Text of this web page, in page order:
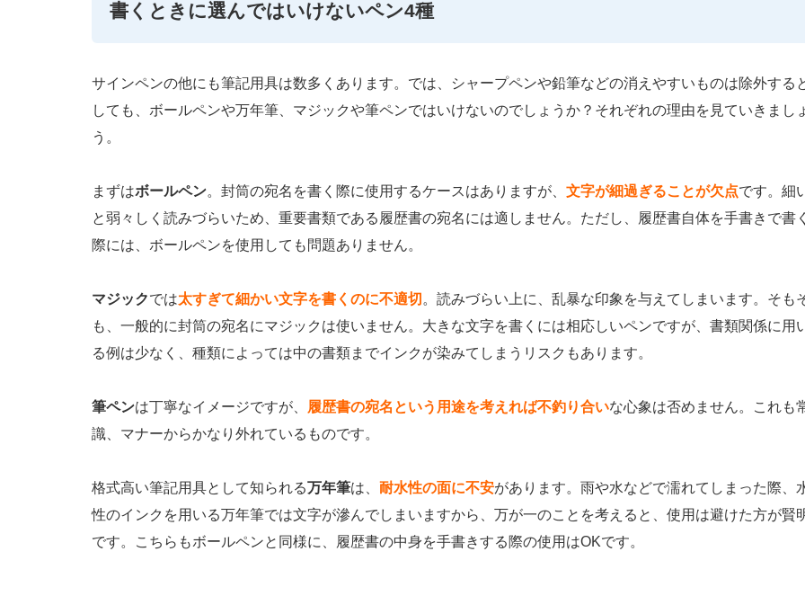
書くときに選んではいけないペン4種
サインペンの他にも筆記用具は数多くあります。では、シャープペンや鉛筆などの消えやすいものは除外する
しても、ボールペンや万年筆、マジックや筆ペンではいけないのでしょうか？それぞれの理由を見ていきまし
う。
まずはボールペン。封筒の宛名を書く際に使用するケースはありますが、 文字が細過ぎることが欠点です。細
と弱々しく読みづらいため、重要書類である履歴書の宛名には適しません。ただし、履歴書自体を手書きで書
際には、ボールペンを使用しても問題ありません。
マジックでは太すぎて細かい文字を書くのに不適切 。読みづらい上に、乱暴な印象を与えてしまいます。そも
も、一般的に封筒の宛名にマジックは使いません。大きな文字を書くには相応しいペンですが、書類関係に用
る例は少なく、種類によっては中の書類までインクが染みてしまうリスクもあります。
筆ペンは丁寧なイメージですが、 履歴書の宛名という用途を考えれば不釣り合いな心象は否めません。これも
識、マナーからかなり外れているものです。
格式高い筆記用具として知られる万年筆は、 耐水性の面に不安があります。雨や水などで濡れてしまった際、
性のインクを用いる万年筆では文字が滲んでしまいますから、万が一のことを考えると、使用は避けた方が賢
です。こちらもボールペンと同様に、履歴書の中身を手書きする際の使用はOKです。